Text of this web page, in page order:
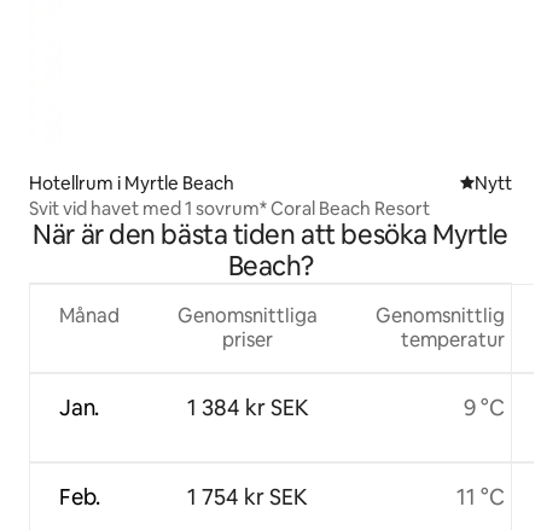
Hotellrum i Myrtle Beach NyttNytt
Svit vid havet med 1 sovrum* Coral Beach Resort
När är den bästa tiden att besöka Myrtle
Beach?
Månad
Jan.
Feb.
Genomsnittliga
priser
1 384 kr SEK
1 754 kr SEK
Genomsnittlig
temperatur
9 °C
11 °C